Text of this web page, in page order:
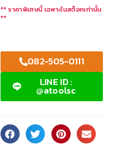
** ราคาพิเศษนี้ เฉพาะในสต็อกเท่านั้น
**
082-505-0111
LINE ID :
@atoolsc